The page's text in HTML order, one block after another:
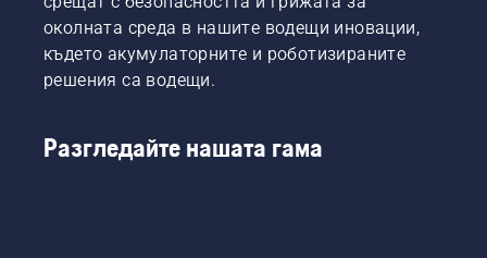
околната среда в нашите водещи иновации,
където акумулаторните и роботизираните
решения са водещи.
Разгледайте нашата гама